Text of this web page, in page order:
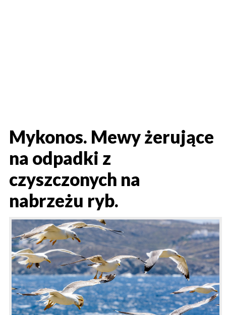
Mykonos. Mewy żerujące
na odpadki z
czyszczonych na
nabrzeżu ryb.